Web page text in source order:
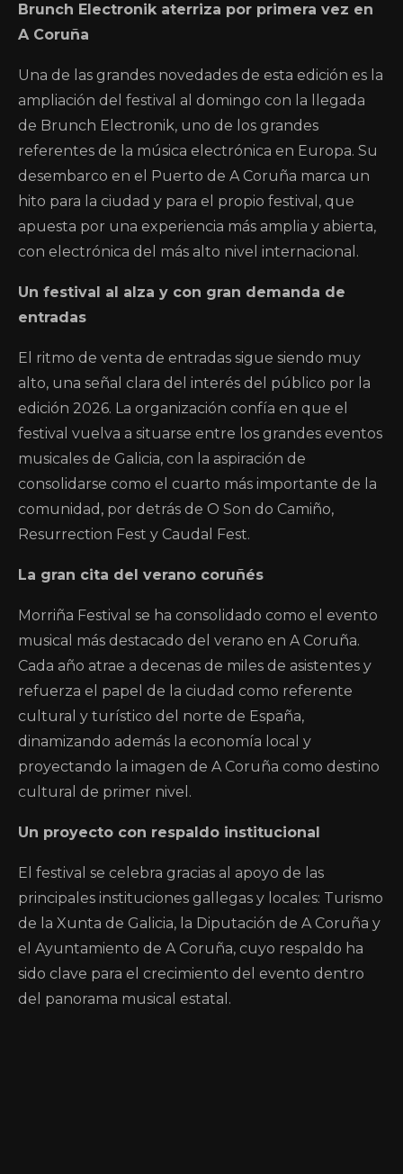
Brunch Electronik aterriza por primera vez en
A Coruña
Una de las grandes novedades de esta edición es la
ampliación del festival al domingo con la llegada
de Brunch Electronik, uno de los grandes
referentes de la música electrónica en Europa. Su
desembarco en el Puerto de A Coruña marca un
hito para la ciudad y para el propio festival, que
apuesta por una experiencia más amplia y abierta,
con electrónica del más alto nivel internacional.
Un festival al alza y con gran demanda de
entradas
El ritmo de venta de entradas sigue siendo muy
alto, una señal clara del interés del público por la
edición 2026. La organización confía en que el
festival vuelva a situarse entre los grandes eventos
musicales de Galicia, con la aspiración de
consolidarse como el cuarto más importante de la
comunidad, por detrás de O Son do Camiño,
Resurrection Fest y Caudal Fest.
La gran cita del verano coruñés
Morriña Festival se ha consolidado como el evento
musical más destacado del verano en A Coruña.
Cada año atrae a decenas de miles de asistentes y
refuerza el papel de la ciudad como referente
cultural y turístico del norte de España,
dinamizando además la economía local y
proyectando la imagen de A Coruña como destino
cultural de primer nivel.
Un proyecto con respaldo institucional
El festival se celebra gracias al apoyo de las
principales instituciones gallegas y locales: Turismo
de la Xunta de Galicia, la Diputación de A Coruña y
el Ayuntamiento de A Coruña, cuyo respaldo ha
sido clave para el crecimiento del evento dentro
del panorama musical estatal.